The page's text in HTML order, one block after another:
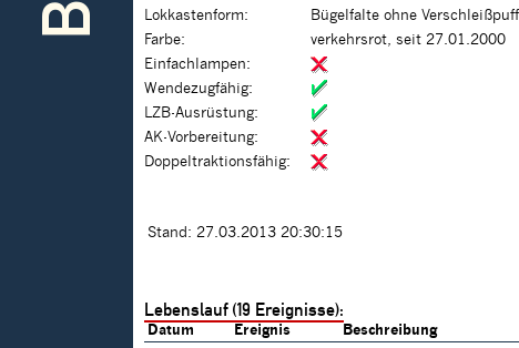
Lokkastenform:
Bügelfalte ohne
Farbe:
verkehrsrot, seit 27.01.2000
Einfachlampen:
Wendezugfähig:
LZB-Ausrüstung:
AK-Vorbereitung:
Doppeltraktionsfähig:
Stand: 27.03.2013 20:30:15
Lebenslauf (19 Ereignisse):
Datum Ereignis
Beschreibung